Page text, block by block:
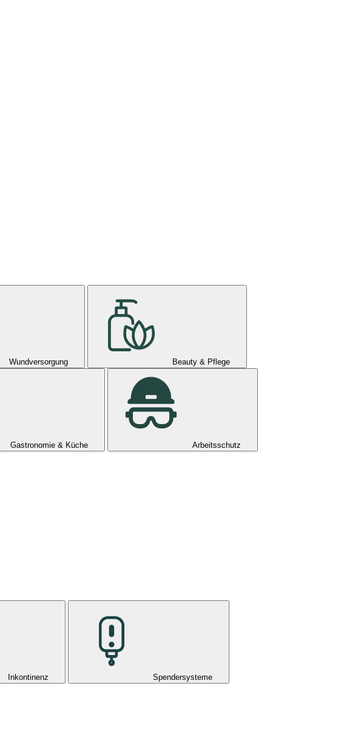
Wundversorgung Beauty & Pflege
Gastronomie & Küche Arbeitsschutz
Inkontinenz
Spendersysteme